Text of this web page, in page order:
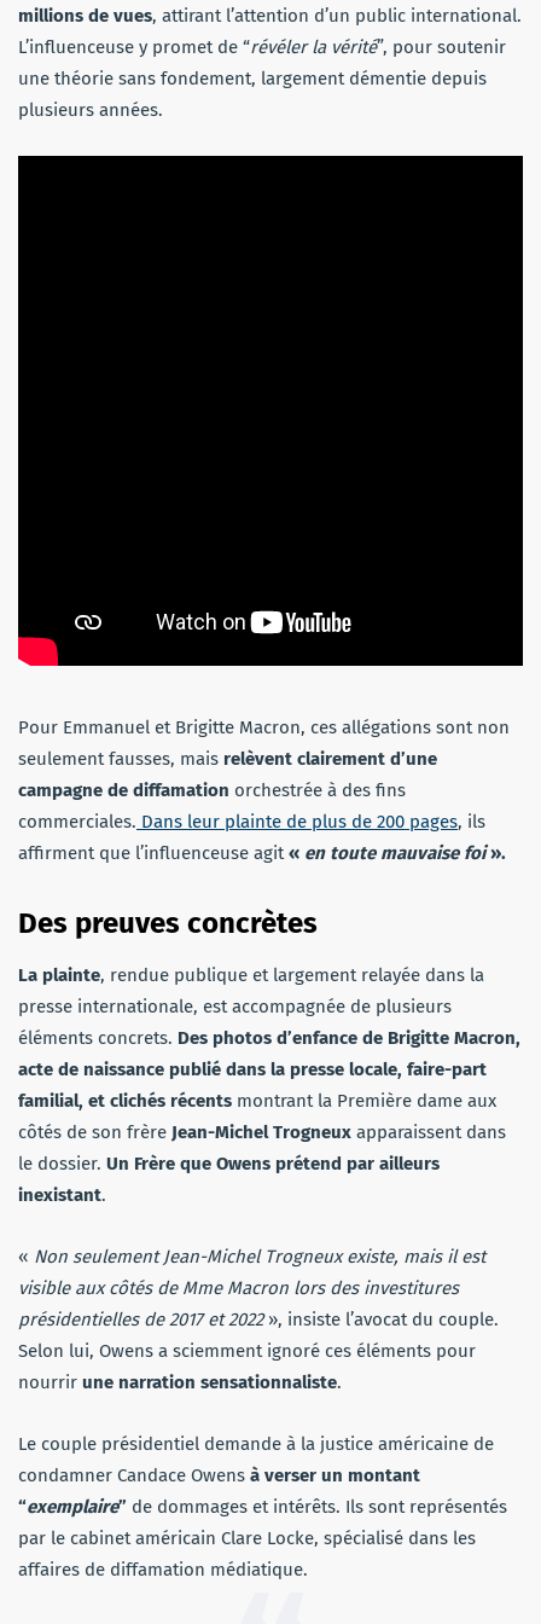
millions de vues, attirant l’attention d’un public international.
L’influenceuse y promet de “révéler la vérité”, pour soutenir
une théorie sans fondement, largement démentie depuis
plusieurs années.
Pour Emmanuel et Brigitte Macron, ces allégations sont non
seulement fausses, mais relèvent clairement d’une
campagne de diffamation orchestrée à des fins
commerciales. Dans leur plainte de plus de 200 pages, ils
affirment que l’influenceuse agit« en toute mauvaise foi».
Des preuves concrètes
La plainte, rendue publique et largement relayée dans la
presse internationale, est accompagnée de plusieurs
éléments concrets. Des photos d’enfance de Brigitte Macron,
acte de naissance publié dans la presse locale, faire-part
familial, et clichés récents montrant la Première dame aux
côtés de son frère Jean-Michel Trogneux apparaissent dans
le dossier. Un Frère que Owens prétend par ailleurs
inexistant.
« Non seulement Jean-Michel Trogneux existe, mais il est
visible aux côtés de Mme Macron lors des investitures
présidentielles de 2017 et 2022», insiste l’avocat du couple.
Selon lui, Owens a sciemment ignoré ces éléments pour
nourrir une narration sensationnaliste.
Le couple présidentiel demande à la justice américaine de
condamner Candace Owens à verser un montant
“exemplaire” de dommages et intérêts. Ils sont représentés
par le cabinet américain Clare Locke, spécialisé dans les
affaires de diffamation médiatique.